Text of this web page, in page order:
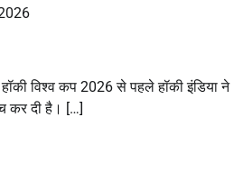
विश्व कप 2026 से पहले हॉकी इंडिया ने
कर दी है। […]